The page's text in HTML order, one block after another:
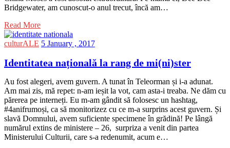
Bridgewater, am cunoscut-o anul trecut, încă am…
Read More
culturALE 5 January , 2017
Identitatea națională la rang de mi(ni)ster
Au fost alegeri, avem guvern. A tunat în Teleorman și i-a adunat.
Am mai zis, mă repet: n-am ieșit la vot, cam asta-i treaba. Ne dăm cu
părerea pe interneți. Eu m-am gândit să folosesc un hashtag,
#4anifrumoși, ca să monitorizez cu ce m-a surprins acest guvern. Și
slavă Domnului, avem suficiente specimene în grădină! Pe lângă
numărul extins de ministere – 26, surpriza a venit din partea
Ministerului Culturii, care s-a redenumit, acum e…